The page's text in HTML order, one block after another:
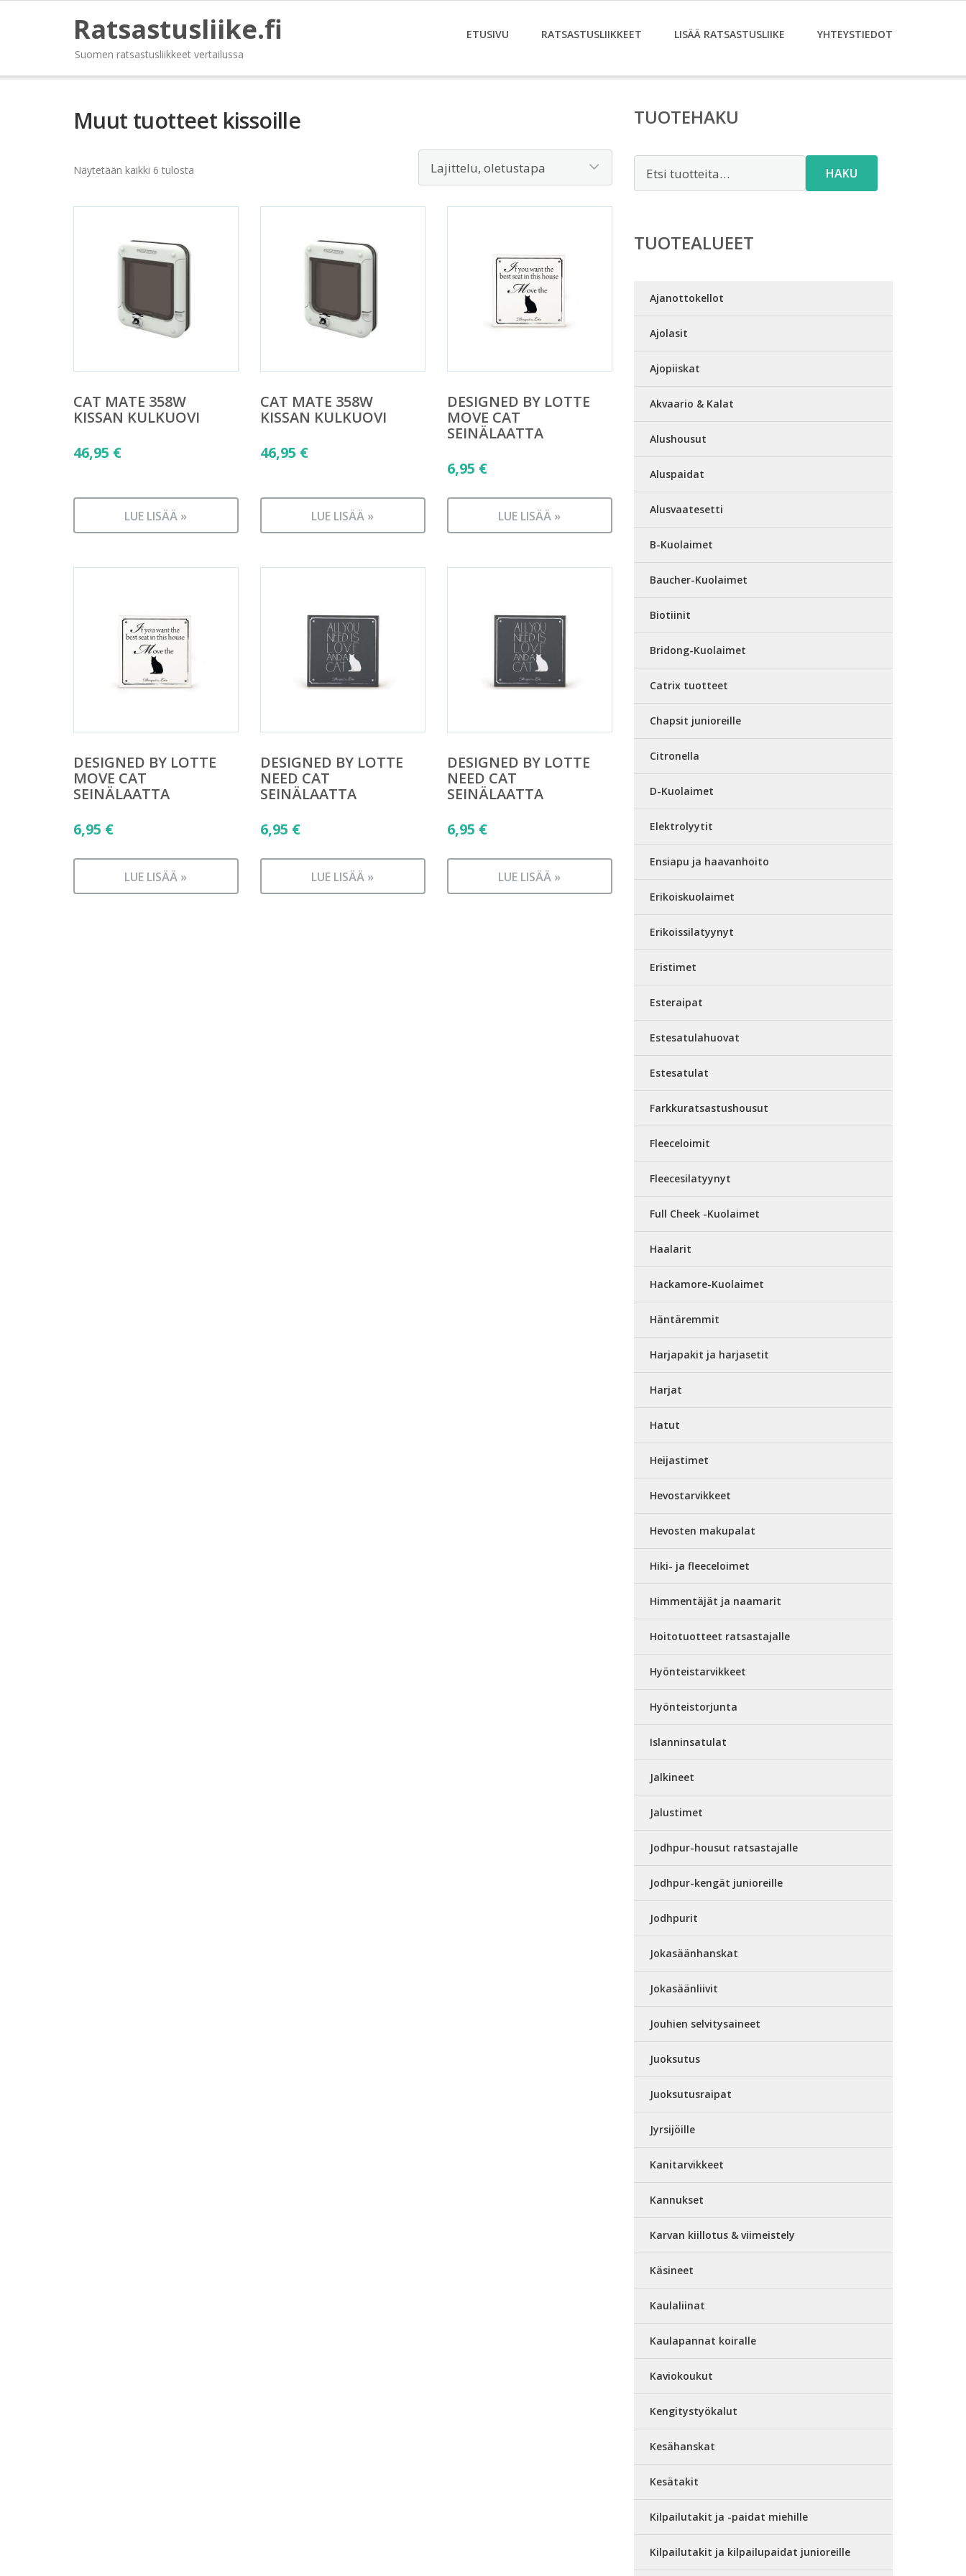
Ratsastusliike.fi
Suomen ratsastusliikkeet vertailussa
ETUSIVU RATSASTUSLIIKKEET LISÄÄ RATSASTUSLIIKE YHTEYSTIEDOT
Muut tuotteet kissoille
Näytetään kaikki 6 tulosta
CAT MATE 358W
KISSAN KULKUOVI
46,95 €
LUE LISÄÄ »
CAT MATE 358W
KISSAN KULKUOVI
46,95 €
LUE LISÄÄ »
DESIGNED BY LOTTE
MOVE CAT
SEINÄLAATTA
6,95 €
LUE LISÄÄ »
DESIGNED BY LOTTE
MOVE CAT
SEINÄLAATTA
6,95 €
LUE LISÄÄ »
DESIGNED BY LOTTE
NEED CAT
SEINÄLAATTA
6,95 €
LUE LISÄÄ »
DESIGNED BY LOTTE
NEED CAT
SEINÄLAATTA
6,95 €
LUE LISÄÄ »
TUOTEHAKU
HAKU
TUOTEALUEET
Ajanottokellot
Ajolasit
Ajopiiskat
Akvaario & Kalat
Alushousut
Aluspaidat
Alusvaatesetti
B-Kuolaimet
Baucher-Kuolaimet
Biotiinit
Bridong-Kuolaimet
Catrix tuotteet
Chapsit junioreille
Citronella
D-Kuolaimet
Elektrolyytit
Ensiapu ja haavanhoito
Erikoiskuolaimet
Erikoissilatyynyt
Eristimet
Esteraipat
Estesatulahuovat
Estesatulat
Farkkuratsastushousut
Fleeceloimit
Fleecesilatyynyt
Full Cheek -Kuolaimet
Haalarit
Hackamore-Kuolaimet
Häntäremmit
Harjapakit ja harjasetit
Harjat
Hatut
Heijastimet
Hevostarvikkeet
Hevosten makupalat
Hiki- ja fleeceloimet
Himmentäjät ja naamarit
Hoitotuotteet ratsastajalle
Hyönteistarvikkeet
Hyönteistorjunta
Islanninsatulat
Jalkineet
Jalustimet
Jodhpur-housut ratsastajalle
Jodhpur-kengät junioreille
Jodhpurit
Jokasäänhanskat
Jokasäänliivit
Jouhien selvitysaineet
Juoksutus
Juoksutusraipat
Jyrsijöille
Kanitarvikkeet
Kannukset
Karvan kiillotus & viimeistely
Käsineet
Kaulaliinat
Kaulapannat koiralle
Kaviokoukut
Kengitystyökalut
Kesähanskat
Kesätakit
Kilpailutakit ja -paidat miehille
Kilpailutakit ja kilpailupaidat junioreille